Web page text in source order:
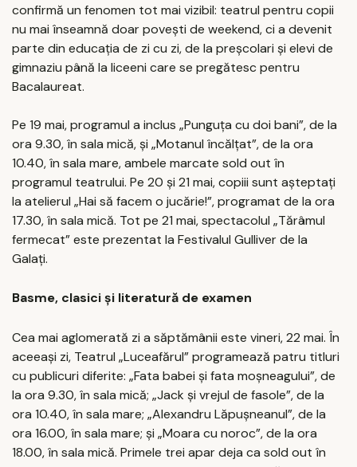
confirmă un fenomen tot mai vizibil: teatrul pentru copii
nu mai înseamnă doar povești de weekend, ci a devenit
parte din educația de zi cu zi, de la preșcolari și elevi de
gimnaziu până la liceeni care se pregătesc pentru
Bacalaureat.
Pe 19 mai, programul a inclus „Punguța cu doi bani”, de la
ora 9.30, în sala mică, și „Motanul încălțat”, de la ora
10.40, în sala mare, ambele marcate sold out în
programul teatrului. Pe 20 și 21 mai, copiii sunt așteptați
la atelierul „Hai să facem o jucărie!”, programat de la ora
17.30, în sala mică. Tot pe 21 mai, spectacolul „Tărâmul
fermecat” este prezentat la Festivalul Gulliver de la
Galați.
Basme, clasici și literatură de examen
Cea mai aglomerată zi a săptămânii este vineri, 22 mai. În
aceeași zi, Teatrul „Luceafărul” programează patru titluri
cu publicuri diferite: „Fata babei și fata moșneagului”, de
la ora 9.30, în sala mică; „Jack și vrejul de fasole”, de la
ora 10.40, în sala mare; „Alexandru Lăpușneanul”, de la
ora 16.00, în sala mare; și „Moara cu noroc”, de la ora
18.00, în sala mică. Primele trei apar deja ca sold out în